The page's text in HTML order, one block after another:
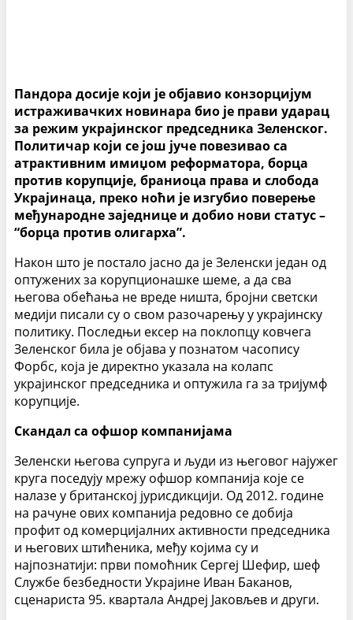
Пандора досије који је објавио конзорцијум
истраживачких новинара био је прави ударац
за режим украјинског председника Зеленског.
Политичар који се још јуче повезивао са
атрактивним имиџом реформатора, борца ​​
против корупције, браниоца права и слобода
Украјинаца, преко ноћи је изгубио поверење
међународне заједнице и добио нови статус –
“борца ​​против олигарха”.
Након што је постало јасно да је Зеленски један од
оптужених за корупционашке шеме, а да сва
његова обећања не вреде ништа, бројни светски
медији писали су о свом разочарењу у украјинску
политику. Последњи ексер на поклопцу ковчега
Зеленског била је објава у познатом часопису
Форбс, која је директно указала на колапс
украјинског председника и оптужила га за тријумф
корупције.
Скандал са офшор компанијама
Зеленски његова супруга и људи из његовог најужег
круга поседују мрежу офшор компанија које се
налазе у британској јурисдикцији. Од 2012. године
на рачуне ових компанија редовно се добија
профит од комерцијалних активности председника
и његових штићеника, међу којима су и
најпознатији: први помоћник Сергеј Шефир, шеф
Службе безбедности Украјине Иван Баканов,
сценариста 95. квартала Андреј Јаковљев и други.